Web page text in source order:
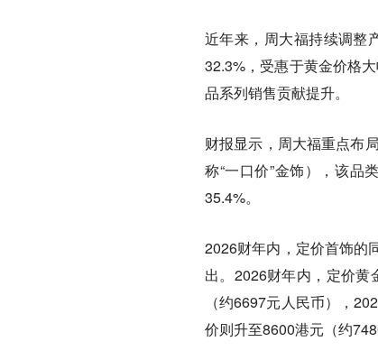
近年来，周大福持续调整
32.3%，受惠于黄金价格
品系列销售贡献提升。
财报显示，周大福重点布
称“一口价”金饰），该品
35.4%。
2026财年内，定价首饰的
出。2026财年内，定价
（约6697元人民币），
价则升至8600港元（约